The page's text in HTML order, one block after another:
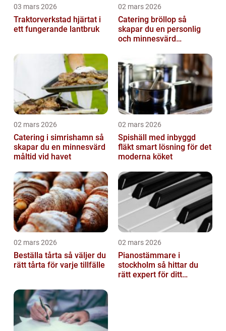
03 mars 2026
Traktorverkstad hjärtat i
ett fungerande lantbruk
02 mars 2026
Catering bröllop så
skapar du en personlig
och minnesvärd
02 mars 2026
Catering i simrishamn så
skapar du en minnesvärd
måltid vid havet
02 mars 2026
Spishäll med inbyggd
fläkt smart lösning för det
moderna köket
02 mars 2026
Beställa tårta så väljer du
rätt tårta för varje tillfälle
02 mars 2026
Pianostämmare i
stockholm så hittar du
rätt expert för ditt